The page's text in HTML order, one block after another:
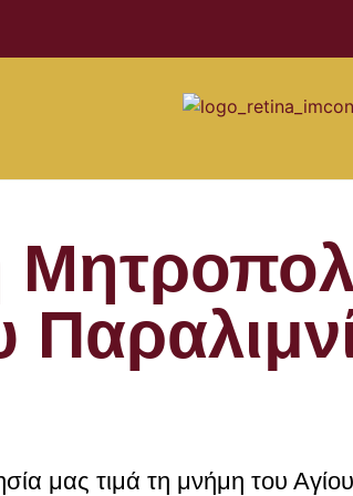
μας τιμά τη μνήμη του